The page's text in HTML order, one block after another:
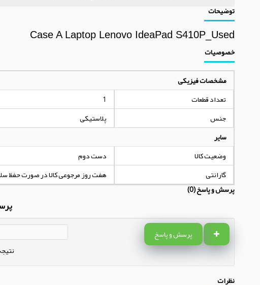
توضیحات
Case A Laptop Lenovo IdeaPad S410P_Used
خصوصیات
مشخصات فیزیکی
تعداد قطعات
1
جنس
پلاستیکی
سایر
وضعیت کالا
دست دوم
گارانتی
هفت روز مرجوعی کالا در صورت حفظ
پرسش و پاسخ (0)
پرسش و پاسخ
نظرات